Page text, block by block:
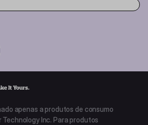
apenas a produtos de consumo
Technology Inc. Para produtos